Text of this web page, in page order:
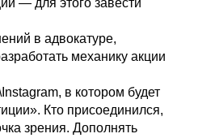
— для этого завести
в адвокатуре,
механику акции
в котором будет
Кто присоединился,
зрения. Дополнять